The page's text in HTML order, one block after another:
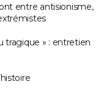
entre antisionisme,
tragique » : entretien